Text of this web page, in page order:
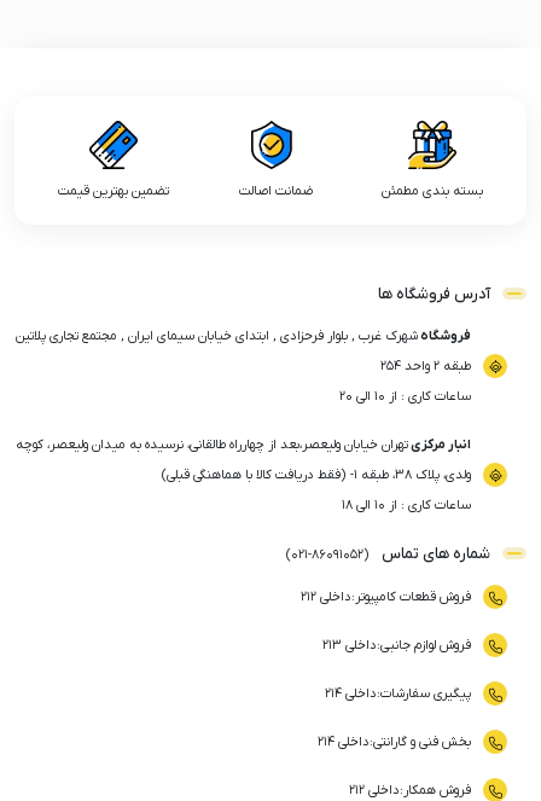
بسته بندی مطمئن ضمانت اصالت تضمین بهترین قیمت
آدرس فروشگاه ها
فروشگاهشهرک غرب , بلوار فرحزادی , ابتدای خیابان سیمای ایران , مجتمع تجاری پلاتین
طبقه ۲ واحد ۲۵۴
ساعات کاری : از ۱۰ الی ۲۰
انبار مرکزیتهران خیابان ولیعصر،بعد از چهارراه طالقانی، نرسیده به میدان ولیعصر، کوچه
ولدی، پلاک ۳۸، طبقه ۱- (فقط دریافت کالا با هماهنگی قبلی)
ساعات کاری : از ۱۰ الی ۱۸
شماره های تماس (
021-86091052
)
فروش قطعات کامپیوتر :داخلی ۲۱۲
فروش لوازم جانبی:داخلی ۲۱۳
پیگیری سفارشات:داخلی ۲۱۴
بخش فنی و گارانتی:داخلی ۲۱۴
فروش همکار :داخلی ۲۱۲